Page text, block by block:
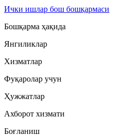
Ички ишлар бош бошқармаси
Бошқарма ҳақида
Янгиликлар
Хизматлар
Фуқаролар учун
Ҳужжатлар
Ахборот хизмати
Боғланиш